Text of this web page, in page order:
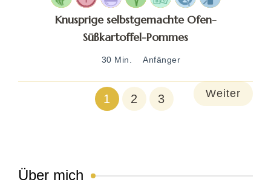
Knusprige selbstgemachte Ofen-
Süßkartoffel-Pommes
30 Min. Anfänger
1 2 3 Weiter
Über mich